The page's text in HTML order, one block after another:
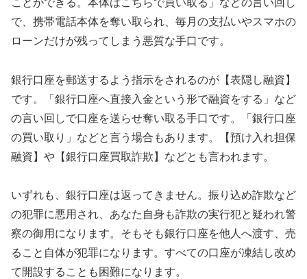
で、携帯電話本体を奪い取られ、毎月の支払いやスマホの
ローンだけが残ってしまう悪質な手口です。
銀行口座を郵送するよう指示をされるのが【表隠し融資】
です。「銀行口座へ直接入金という形で融資をする」など
の言い回しで口座を送らせ奪い取る手口です。「銀行口座
の買い取り」などと言う場合もあります。【預け入れ担保
融資】や【銀行口座買取詐欺】などとも言われます。
いずれも、銀行口座は返ってきません。振り込め詐欺など
の犯罪に悪用され、あなた自身も詐欺の実行犯と疑われ警
察の御用になります。そもそも銀行口座を他人へ渡す、売
ること自体が犯罪になります。すべての口座が凍結し改め
て開設することも困難になります。